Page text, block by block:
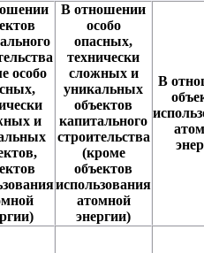
особо
и
В отношении
особо
опасных,
технически
сложных и
уникальных
объектов
капитального
строительства
(кроме
объектов
использования
атомной
энергии)
В